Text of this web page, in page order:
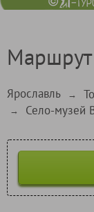
Маршрут
Ярославль →
→ Село-музей